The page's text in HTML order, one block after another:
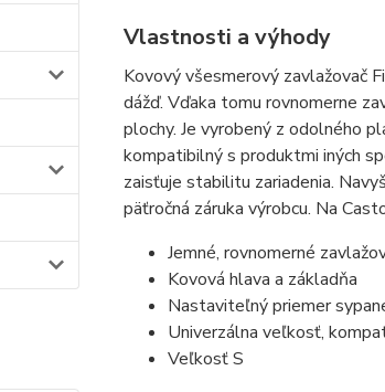
Vlastnosti a výhody
Kovový všesmerový zavlažovač
dážď. Vďaka tomu rovnomerne
plochy. Je vyrobený z odolného
kompatibilný s produktmi iných
zaisťuje stabilitu zariadenia.
päťročná záruka výrobcu. Na
Jemné, rovnomerné
Kovová hlava a základňa
Nastaviteľný priemer
Univerzálna veľkosť,
Veľkosť S